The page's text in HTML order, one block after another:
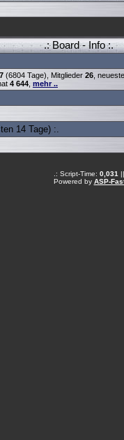
.: Board - Info :.
(6804 Tage), Mitglieder 26 ,
4 644 mehr ..
14 Tage) :.
.: Script-Time: 0,031
Powered by ASP-